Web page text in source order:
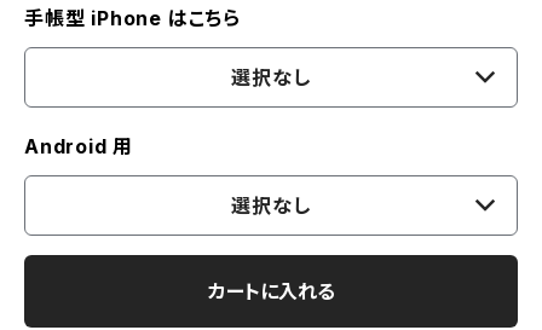
手帳型 iPhone はこちら
選択なし
Android 用
選択なし
カートに入れる